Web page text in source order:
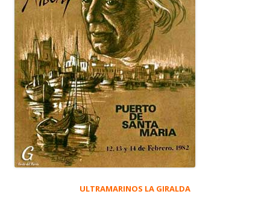
ULTRAMARINOS LA GIRALDA